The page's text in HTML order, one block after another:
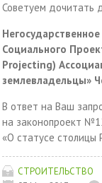
Советуем дочитать
Социального
Projecting)
землевладельцы»
В ответ на Ваш
на законопроект
«О статусе столицы
СТРОИТЕЛЬСТВО